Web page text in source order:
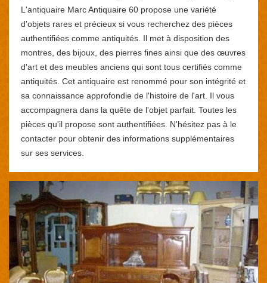
L'antiquaire Marc Antiquaire 60 propose une variété
d'objets rares et précieux si vous recherchez des pièces
authentifiées comme antiquités. Il met à disposition des
montres, des bijoux, des pierres fines ainsi que des œuvres
d'art et des meubles anciens qui sont tous certifiés comme
antiquités. Cet antiquaire est renommé pour son intégrité et
sa connaissance approfondie de l'histoire de l'art. Il vous
accompagnera dans la quête de l'objet parfait. Toutes les
pièces qu'il propose sont authentifiées. N'hésitez pas à le
contacter pour obtenir des informations supplémentaires
sur ses services.